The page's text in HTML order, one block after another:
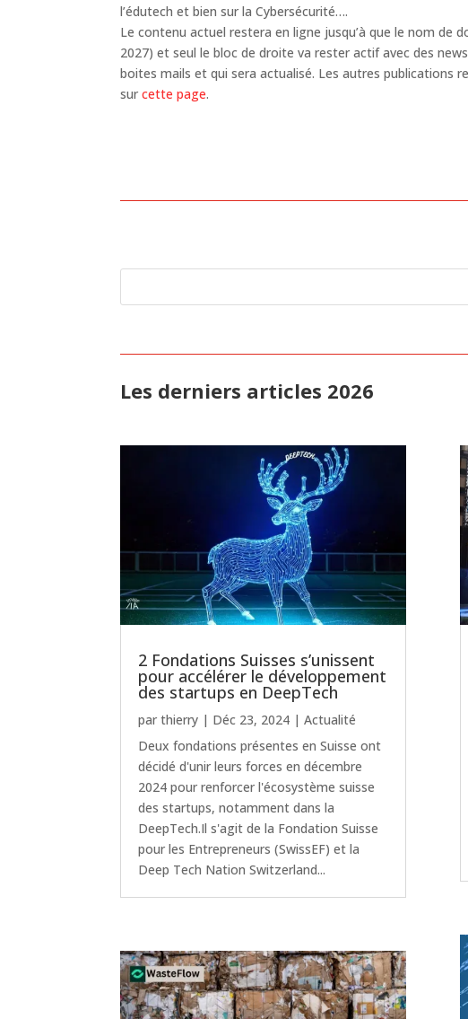
l’édutech et bien sur la Cybersécurité….
Le contenu actuel restera en ligne jusqu’à que le nom de
2027) et seul le bloc de droite va rester actif avec des
boites mails et qui sera actualisé. Les autres publications
surcette page.
Les derniers articles 2026
2 Fondations Suisses s’unissent
pour accélérer le développement
des startups en DeepTech
parthierry | Déc 23, 2024 |Actualité
Deux fondations présentes en Suisse ont
décidé d'unir leurs forces en décembre
2024 pour renforcer l'écosystème suisse
des startups, notamment dans la
DeepTech.Il s'agit de la Fondation Suisse
pour les Entrepreneurs (SwissEF) et la
Deep Tech Nation Switzerland...